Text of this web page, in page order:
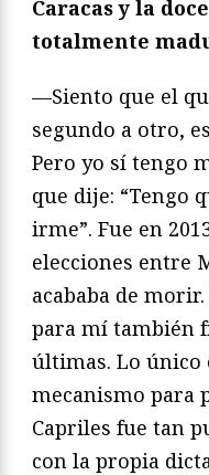
Caracas y la
totalmente
—Siento que el
segundo a otro,
Pero yo sí tengo
que dije: “Tengo
irme”. Fue en
elecciones entre
acababa de
para mí también
últimas. Lo único
mecanismo para
Capriles fue tan
con la propia